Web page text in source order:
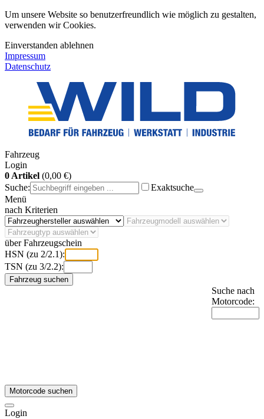
Um unsere Website so benutzerfreundlich wie möglich zu gestalten,
verwenden wir Cookies.
Einverstanden ablehnen
Impressum
Datenschutz
Fahrzeug
Login
0 Artikel (0,00 €)
Suche:
Exaktsuche
Menü
nach Kriterien
über Fahrzeugschein
HSN (zu 2/2.1):
TSN (zu 3/2.2):
Fahrzeug suchen
Suche nach
Motorcode:
Motorcode suchen
Login